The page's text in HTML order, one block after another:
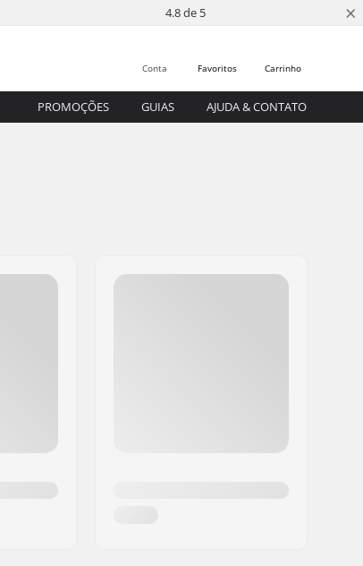
4.8 de 5 ×
Carrinho
Favoritos
Conta
PROMOÇÕES GUIAS AJUDA & CONTATO